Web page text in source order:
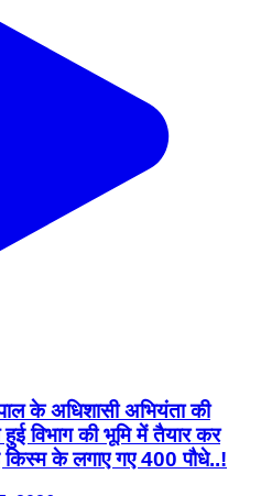
के अधिशासी अभियंता की
विभाग की भूमि में तैयार कर
किस्म के लगाए गए 400 पौधे..!